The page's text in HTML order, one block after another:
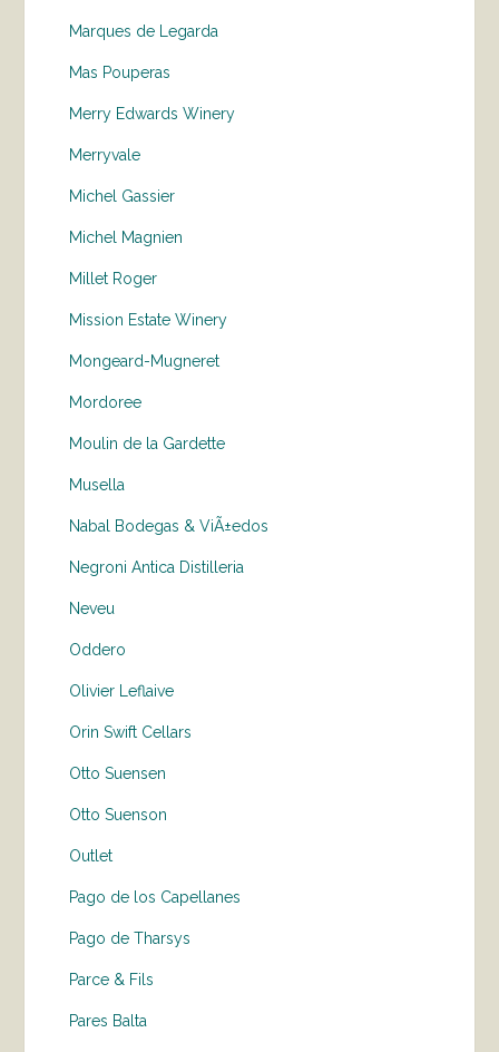
Marques de Legarda
Mas Pouperas
Merry Edwards Winery
Merryvale
Michel Gassier
Michel Magnien
Millet Roger
Mission Estate Winery
Mongeard-Mugneret
Mordoree
Moulin de la Gardette
Musella
Nabal Bodegas & ViÃ±edos
Negroni Antica Distilleria
Neveu
Oddero
Olivier Leflaive
Orin Swift Cellars
Otto Suensen
Otto Suenson
Outlet
Pago de los Capellanes
Pago de Tharsys
Parce & Fils
Pares Balta